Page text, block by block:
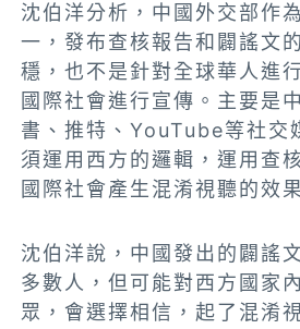
沈伯洋分析，中國外交部作
一，發布查核報告和闢謠文
穩，也不是針對全球華人進
國際社會進行宣傳。主要是
書、推特、YouTube等社交
須運用西方的邏輯，運用查
國際社會產生混淆視聽的效
沈伯洋說，中國發出的闢謠
多數人，但可能對西方國家
眾，會選擇相信，起了混淆